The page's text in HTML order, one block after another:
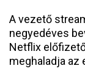
A vezető
negyedéves
Netflix
meghaladja az